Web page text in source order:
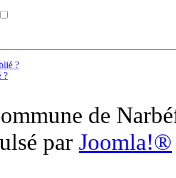
?
?
de
par Joomla!®